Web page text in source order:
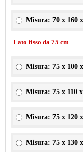
Misura: 70 x 160
Lato fisso da 75 cm
Misura: 75 x 100
Misura: 75 x 110
Misura: 75 x 120
Misura: 75 x 130